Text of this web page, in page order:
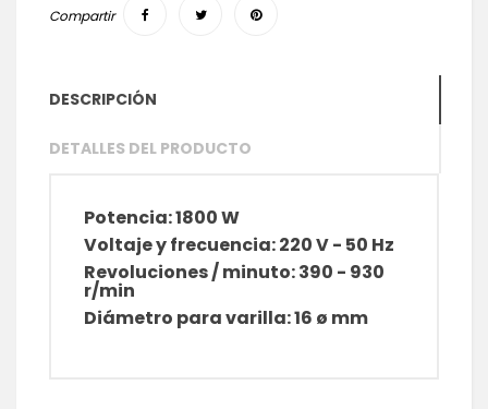
Compartir
DESCRIPCIÓN
DETALLES DEL PRODUCTO
Potencia: 1800 W
Voltaje y frecuencia: 220 V - 50 Hz
Revoluciones / minuto: 390 - 930
r/min
Diámetro para varilla: 16 ø mm